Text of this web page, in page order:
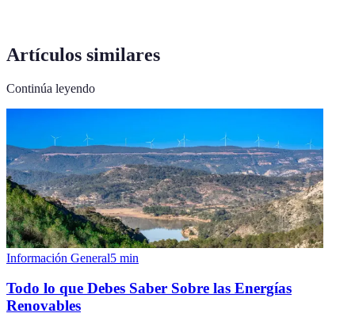
Artículos similares
Continúa leyendo
Información General5 min
Todo lo que Debes Saber Sobre las Energías
Renovables